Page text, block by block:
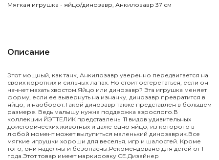
Мягкая игрушка - яйцо/динозавр, Анкилозавр 37 см
Описание
Этот мощный, как танк, Анкилозавр уверенно передвигается на
своих коротких и сильных лапах. Но стоит остерегаться, если он
начнет махать хвостом. Яйцо или динозавр? Эта игрушка меняет
форму, если ее вывернуть на изнанку, динозавр превратится в
яйцо, и наоборот.Такой динозавр также представлен в большем
размере. Ведь малышу нужна поддержка взрослого. В
коллекции ЙЭТТЕЛИК представлены 11 видов удивительных
доисторических животных и даже одно яйцо, из которого в
любой момент может вылупиться маленький динозаврик. Все
мягкие игрушки хороши для веселья, игр и шалостей. Кроме
того, они надежны и безопасны. Рекомендовано для детей от 1
года. Этот товар имеет маркировку CE. Дизайнер